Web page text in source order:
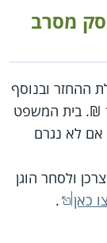
מסרב
ההחזר ובנוסף
לתבוע פיצוי כספי בסכום של עד 10,000 ₪. בית המשפט
אם לא נגרם
ולסחר הוגן
כאן .